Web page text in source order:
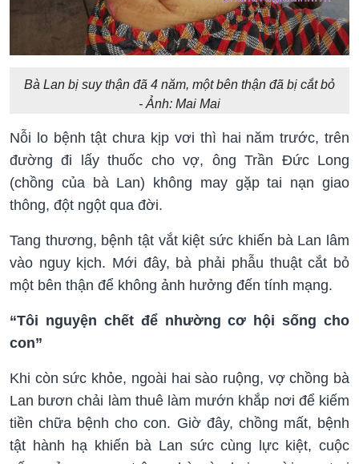
Bà Lan bị suy thận đã 4 năm, một bên thận đã bị cắt bỏ
- Ảnh: Mai Mai
Nỗi lo bệnh tật chưa kịp vơi thì hai năm trước, trên
đường đi lấy thuốc cho vợ, ông Trần Đức Long
(chồng của bà Lan) không may gặp tai nạn giao
thông, đột ngột qua đời.
Tang thương, bệnh tật vắt kiệt sức khiến bà Lan lâm
vào nguy kịch. Mới đây, bà phải phẫu thuật cắt bỏ
một bên thận để không ảnh hưởng đến tính mạng.
“Tôi nguyện chết để nhường cơ hội sống cho
con”
Khi còn sức khỏe, ngoài hai sào ruộng, vợ chồng bà
Lan bươn chải làm thuê làm mướn khắp nơi để kiếm
tiền chữa bệnh cho con. Giờ đây, chồng mất, bệnh
tật hành hạ khiến bà Lan sức cùng lực kiệt, cuộc